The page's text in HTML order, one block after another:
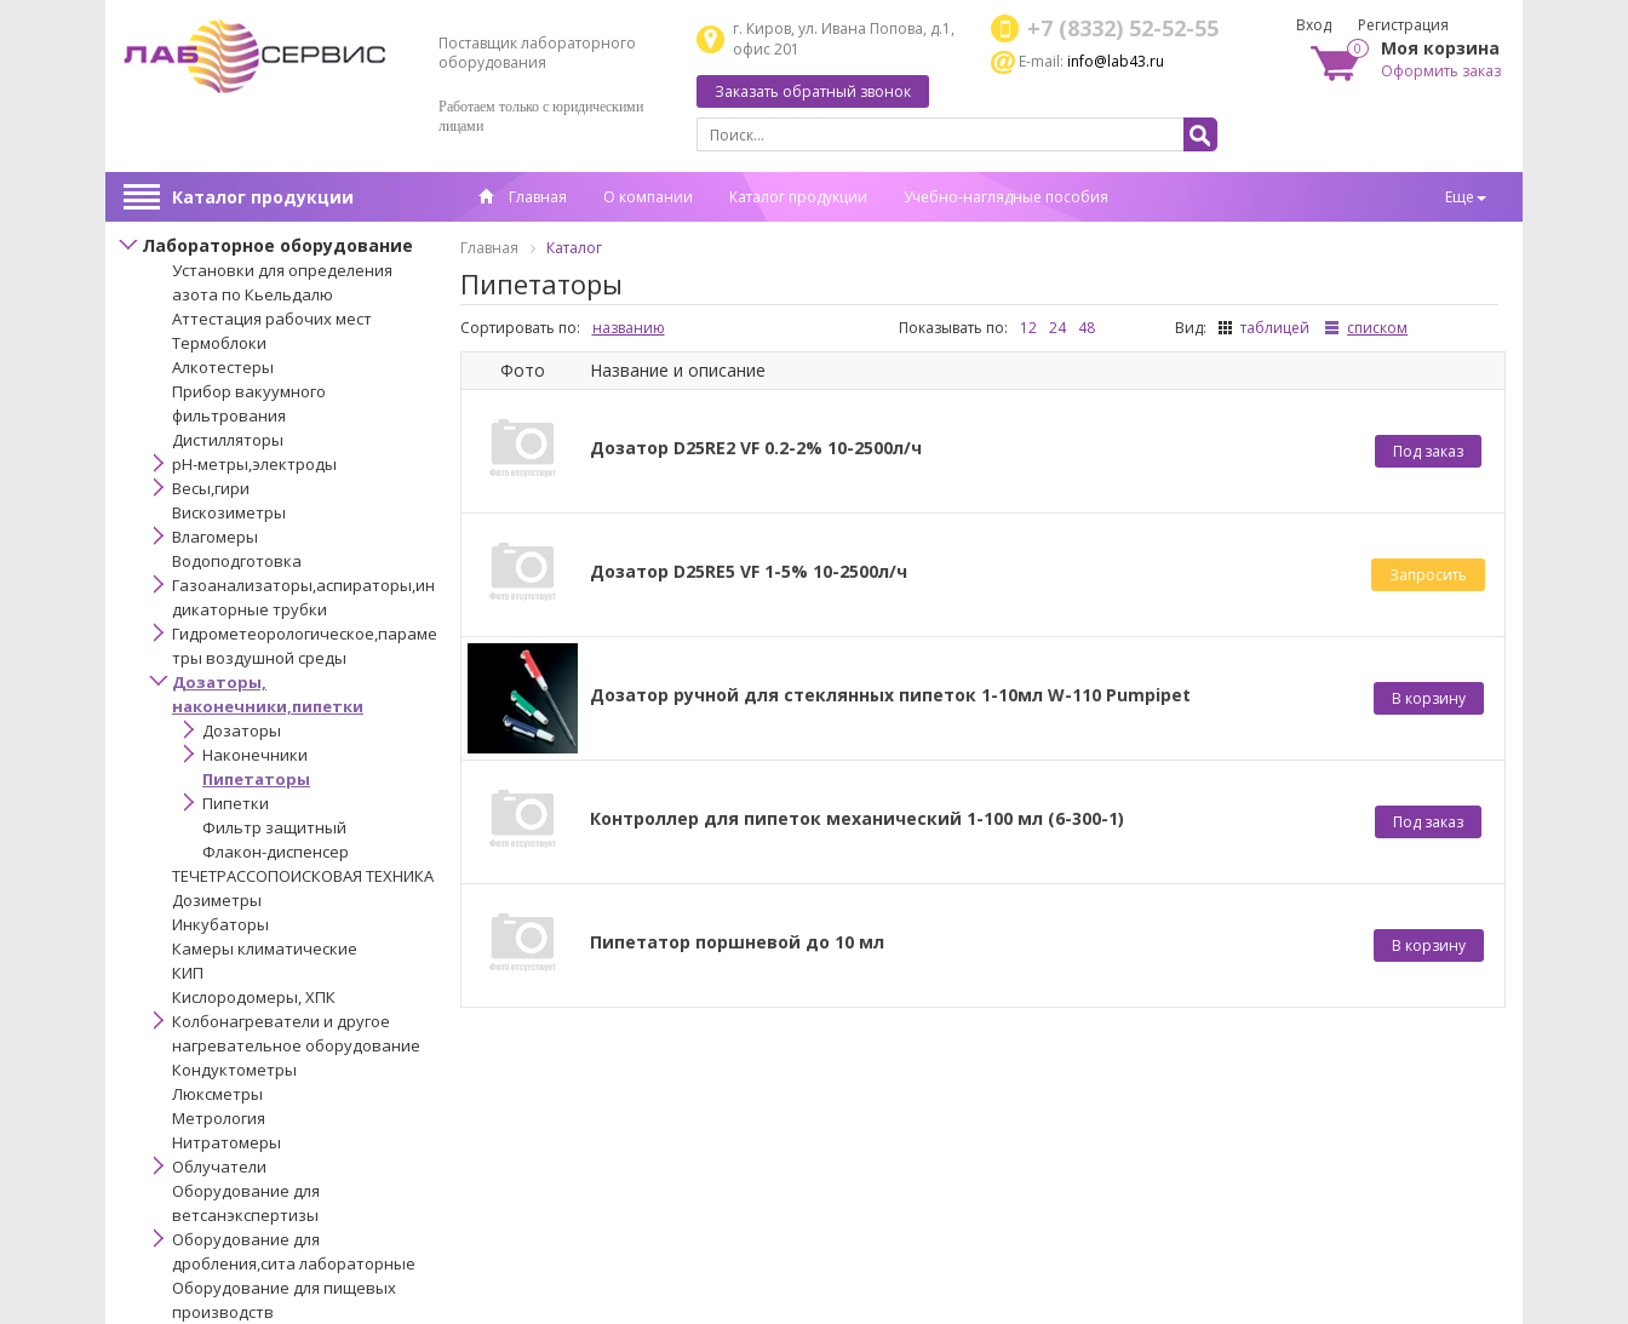
Поставщик лабораторного
оборудования
Работаем только с юридическими
лицами
г. Киров, ул. Ивана Попова, д.1,
офис 201
+7 (8332) 52-52-55
E-mail:info@lab43.ru
Заказать обратный звонок
Вход Регистрация
0 Моя корзина
Оформить заказ
Каталог продукции Главная О компании Каталог продукции Учебно-наглядные пособия Еще
Лабораторное оборудование
Установки для определения
азота по Кьельдалю
Аттестация рабочих мест
Термоблоки
Алкотестеры
Прибор вакуумного
фильтрования
Дистилляторы
pH-метры,электроды
Весы,гири
Вискозиметры
Влагомеры
Водоподготовка
Газоанализаторы,аспираторы,ин
дикаторные трубки
Гидрометеорологическое,параме
тры воздушной среды
Дозаторы,
наконечники,пипетки
Дозаторы
Наконечники
Пипетаторы
Пипетки
Фильтр защитный
Флакон-диспенсер
ТЕЧЕТРАССОПОИСКОВАЯ ТЕХНИКА
Дозиметры
Инкубаторы
Камеры климатические
КИП
Кислородомеры, ХПК
Колбонагреватели и другое
нагревательное оборудование
Кондуктометры
Люксметры
Метрология
Нитратомеры
Облучатели
Оборудование для
ветсанэкспертизы
Оборудование для
дробления,сита лабораторные
Оборудование для пищевых
производств
Главная Каталог
Пипетаторы
Сортировать по: названию Показывать по: 12 24 48 Вид: таблицей списком
Фото Название и описание
Дозатор D25RE2 VF 0.2-2% 10-2500л/ч Под заказ
Дозатор D25RE5 VF 1-5% 10-2500л/ч Запросить
Дозатор ручной для стеклянных пипеток 1-10мл W-110 Pumpipet В корзину
Контроллер для пипеток механический 1-100 мл (6-300-1) Под заказ
Пипетатор поршневой до 10 мл В корзину